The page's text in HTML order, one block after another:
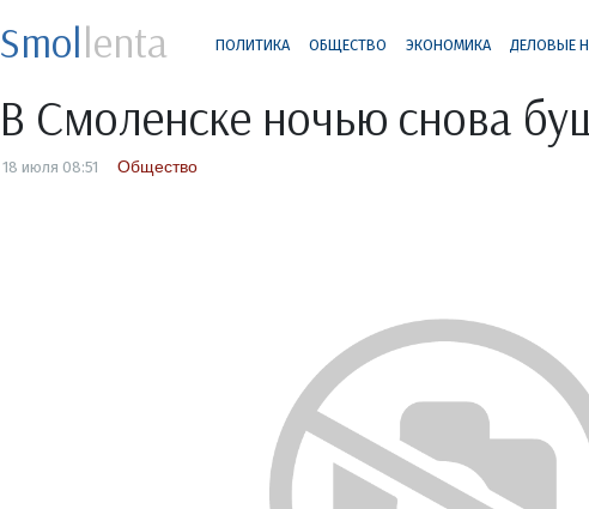
Smollenta ПОЛИТИКА ОБЩЕСТВО ЭКОНОМИКА ДЕЛОВЫЕ
В Смоленске ночью снова
18 июля 08:51 Общество